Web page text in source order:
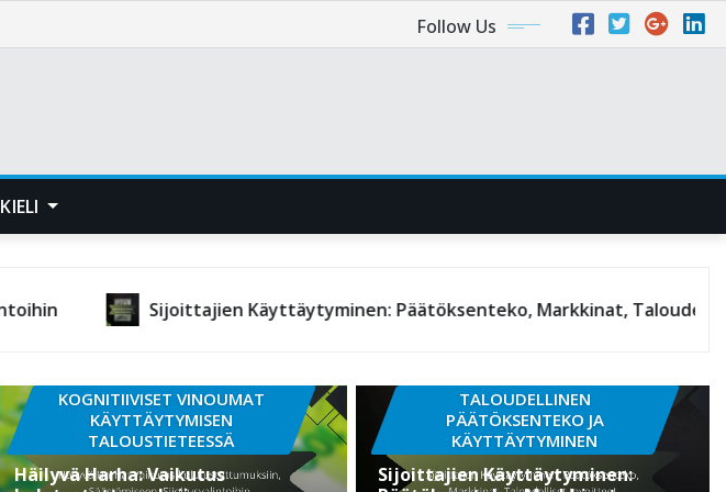
Follow Us
KIELI
Sijoittajien Käyttäytyminen: Päätöksenteko, Markkinat, Taloudelliset tavoitteet
KOGNITIIVISET VINOUMAT
KÄYTTÄYTYMISEN
TALOUSTIETEESSÄ
Häilyvä Harha: Vaikutus
TALOUDELLINEN
PÄÄTÖKSENTEKO JA
KÄYTTÄYTYMINEN
Sijoittajien Käyttäytyminen: